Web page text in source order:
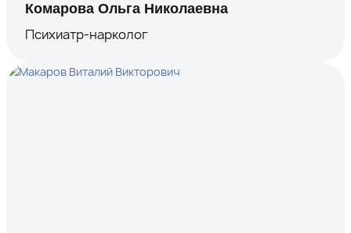
Комарова Ольга Николаевна
Психиатр-нарколог